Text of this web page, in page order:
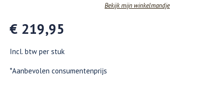
Bekijk mijn winkelmandje
€ 219,95
Incl. btw per stuk
*Aanbevolen consumentenprijs